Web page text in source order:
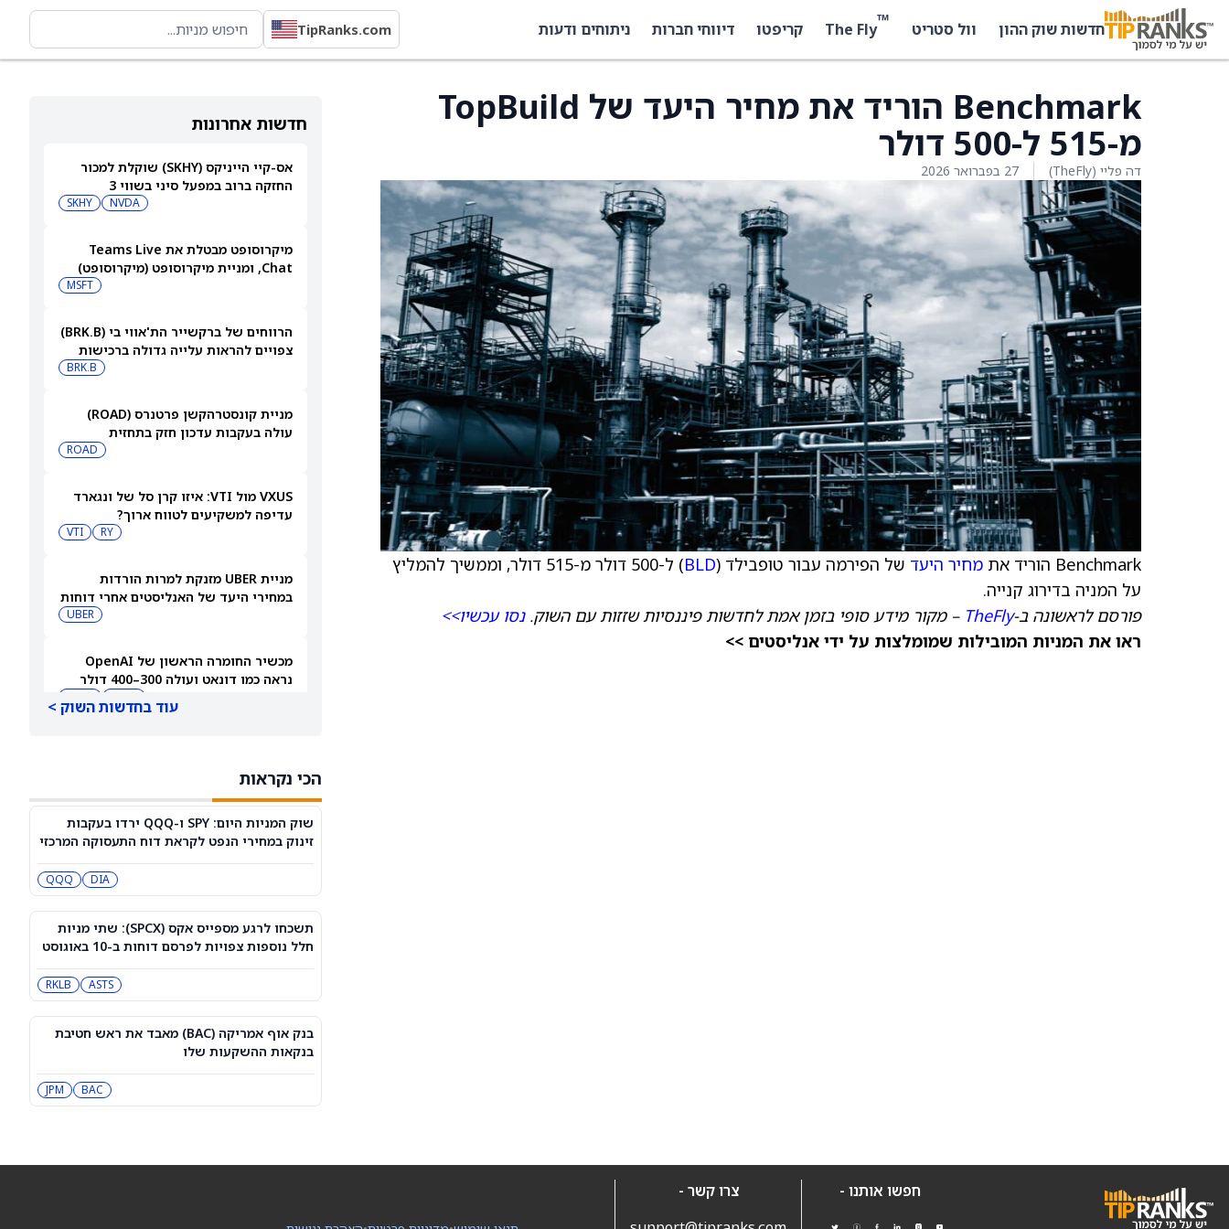
חדשות שוק ההון וול סטריט ™
The Fly קריפטו דיווחי חברות ניתוחים ודעות TipRanks.com
חדשות אחרונות
אס-קיי הייניקס (SKHY) שוקלת למכור
החזקה ברוב במפעל סיני בשווי 3
NVDA
SKHY
מיקרוסופט מבטלת את Teams Live
Chat, ומניית מיקרוסופט (מיקרוסופט)
MSFT
הרווחים של ברקשייר הת'אווי בי (BRK.B)
צפויים להראות עלייה גדולה ברכישות
BRK.B
מניית קונסטרהקשן פרטנרס (ROAD)
עולה בעקבות עדכון חזק בתחזית
ROAD
VXUS מול VTI: איזו קרן סל של ונגארד
עדיפה למשקיעים לטווח ארוך?
RY
VTI
מניית UBER מזנקת למרות הורדות
במחירי היעד של האנליסטים אחרי דוחות
UBER
מכשיר החומרה הראשון של OpenAI
נראה כמו דונאט ועולה 300–400 דולר
דאו ג'ונס היום: ה-DJIA מטפס קלות אחרי
שדוח התעסוקה הפחית את הסיכוי
להעלאת ריבית
DIA
QQQ
האם מניית ספייס אקס יכולה להגיע
ל-800 דולר? הנה מה שהאנליסט הבכיר
הזה מצפה
SPCX
למה מניית Healthy Choice Wellness
הירידה ב-3 מניות הקוונטים האלה נראית
QBTS
QUBT
עוד בחדשות השוק >
הכי נקראות
שוק המניות היום: SPY ו-QQQ ירדו בעקבות
זינוק במחירי הנפט לקראת דוח התעסוקה המרכזי
DIA
QQQ
תשכחו לרגע מספייס אקס (SPCX): שתי מניות
חלל נוספות צפויות לפרסם דוחות ב-10 באוגוסט
ASTS
RKLB
בנק אוף אמריקה (BAC) מאבד את ראש חטיבת
בנקאות ההשקעות שלו
BAC
JPM
Benchmark הוריד את מחיר היעד של TopBuild
מ-515 ל-500 דולר
דה פליי (TheFly) 27 בפברואר 2026
Benchmark הוריד את מחיר היעד של הפירמה עבור טופבילד (BLD
) ל-500 דולר מ-515 דולר, וממשיך להמליץ
על המניה בדירוג קנייה.
פורסם לראשונה ב-TheFly – מקור מידע סופי בזמן אמת לחדשות פיננסיות שזזות עם השוק.נסו עכשיו>>
ראו את המניות המובילות שמומלצות על ידי אנליסטים >>
חפשו אותנו -
צרו קשר -